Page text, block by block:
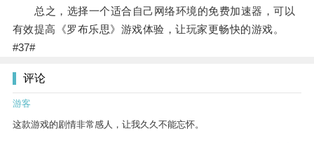
总之，选择一个适合自己网络环境的免费加速器，可以
有效提高《罗布乐思》游戏体验，让玩家更畅快的游戏。
#37#
评论
游客
这款游戏的剧情非常感人，让我久久不能忘怀。